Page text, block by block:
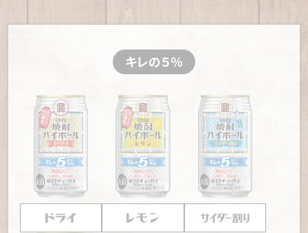
える 渋谷の坂の上にある角打ち
見のタワービルにある老舗角打ち
出現した角打ちに大満足の面々
【横浜「キンパイ酒店」】蝶ネクタイおじさんの絵看板が
目印 ハマの名物角打ちついに再開
【福岡「大久保酒店」】主人も客も気持ちが熱い！山笠
大好き博多っ子が営む角打ち
【大分「大畑酒店」】七輪の温もりに肩の荷を降ろし「元
気になる」大分の老舗角打ち
ボール
キレの５％